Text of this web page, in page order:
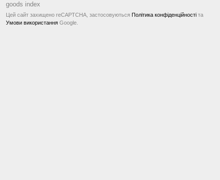
goods index
Цей сайт захищено reCAPTCHA, застосовуються Політика конфіденційності та
Умови використання Google.